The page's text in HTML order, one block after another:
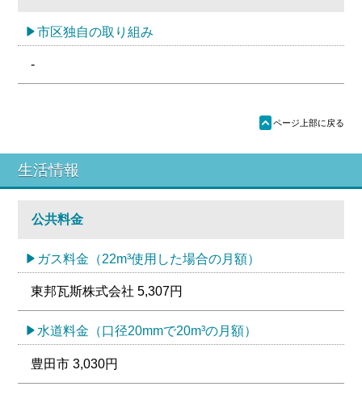
市区独自の取り組み
-
ü ページ上部に戻る
生活情報
公共料金
ガス料金（22m³使用した場合の月額）
東邦瓦斯株式会社 5,307円
水道料金（口径20mmで20m³の月額）
豊田市 3,030円